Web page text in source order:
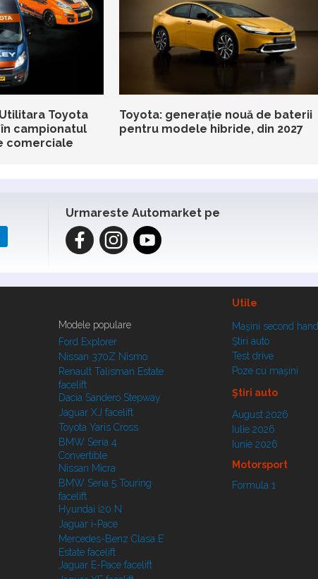
Toyota
campionatul
comerciale
Toyota: generație nouă de baterii
pentru modele hibride, din 2027
Urmareste Automarket pe
Utile
Modele populare
Ford Explorer
Nissan 370Z Nismo
Renault Talisman Estate
facelift
Dacia Sandero Stepway
Jaguar XJ facelift
Toyota Yaris Cross
BMW Seria 4
Convertible
Nissan Micra
BMW Seria 5 Touring
facelift
Hyundai i20 N
Jaguar i-Pace
Mercedes-Benz Clasa E
Estate facelift
Jaguar E-Pace facelift
Maşini second hand
Ştiri auto
Test drive
Poze cu maşini
Ştiri auto
August 2026
Iulie 2026
Iunie 2026
Motorsport
Formula 1